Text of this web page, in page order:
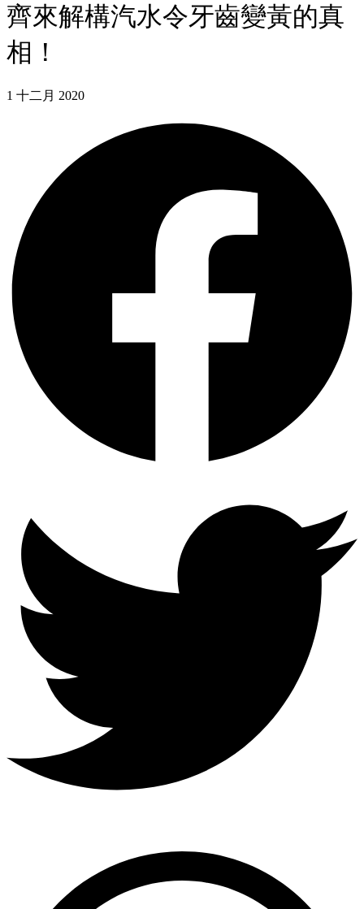
齊來解構汽水令牙齒變黃的真
相！
1 十二月 2020